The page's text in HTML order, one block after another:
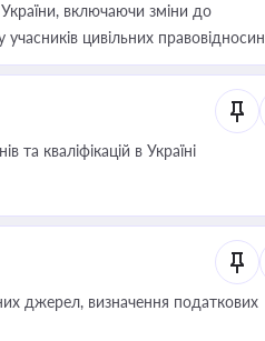
включаючи зміни до
цивільних правовідносин
та кваліфікацій в Україні
джерел, визначення податкових